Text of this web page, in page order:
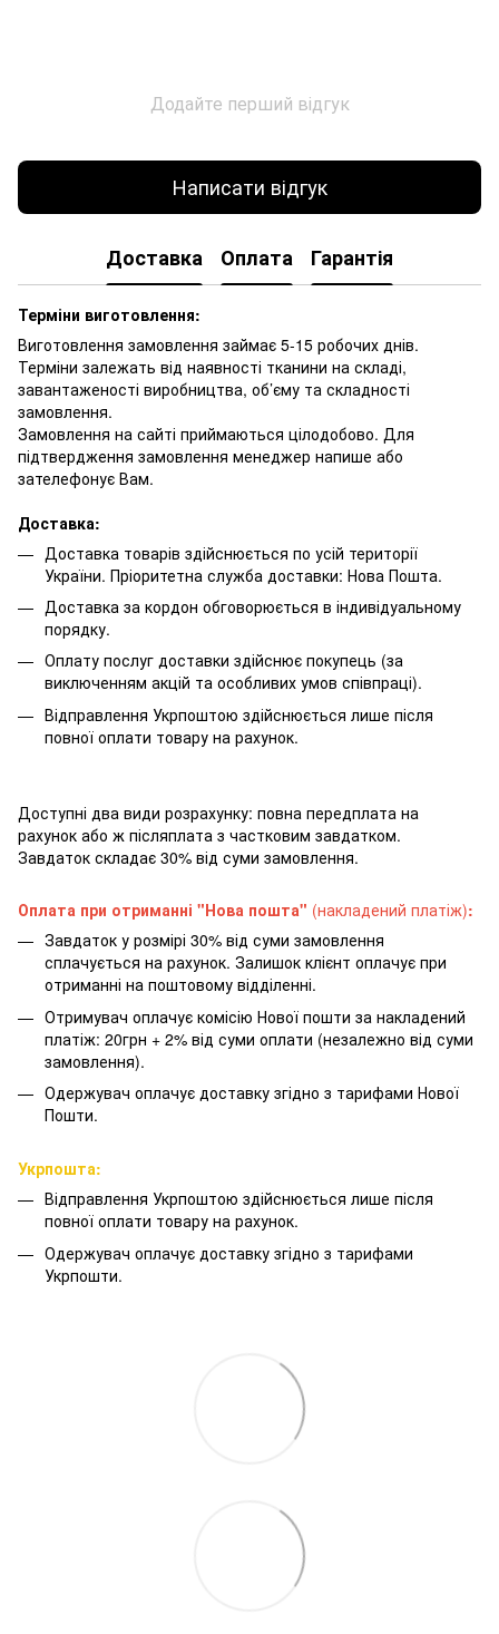
Додайте перший відгук
Написати відгук
Доставка Оплата Гарантія
Терміни виготовлення:
Виготовлення замовлення займає 5-15 робочих днів.
Терміни залежать від наявності тканини на складі,
завантаженості виробництва, об’єму та складності
замовлення.
Замовлення на сайті приймаються цілодобово. Для
підтвердження замовлення менеджер напише або
зателефонує Вам.
Доставка:
Доставка товарів здійснюється по усій території
України. Пріоритетна служба доставки: Нова Пошта.
Доставка за кордон обговорюється в індивідуальному
порядку.
Оплату послуг доставки здійснює покупець (за
виключенням акцій та особливих умов співпраці).
Відправлення Укрпоштою здійснюється лише після
повної оплати товару на рахунок.
Доступні два види розрахунку: повна передплата на
рахунок або ж післяплата з частковим завдатком.
Завдаток складає 30% від суми замовлення.
Оплата при отриманні "Нова пошта" (накладений платіж):
Завдаток у розмірі 30% від суми замовлення
сплачується на рахунок. Залишок клієнт оплачує при
отриманні на поштовому відділенні.
Отримувач оплачує комісію Нової пошти за накладений
платіж: 20грн + 2% від суми оплати (незалежно від суми
замовлення).
Одержувач оплачує доставку згідно з тарифами Нової
Пошти.
Укрпошта:
Відправлення Укрпоштою здійснюється лише після
повної оплати товару на рахунок.
Одержувач оплачує доставку згідно з тарифами
Укрпошти.